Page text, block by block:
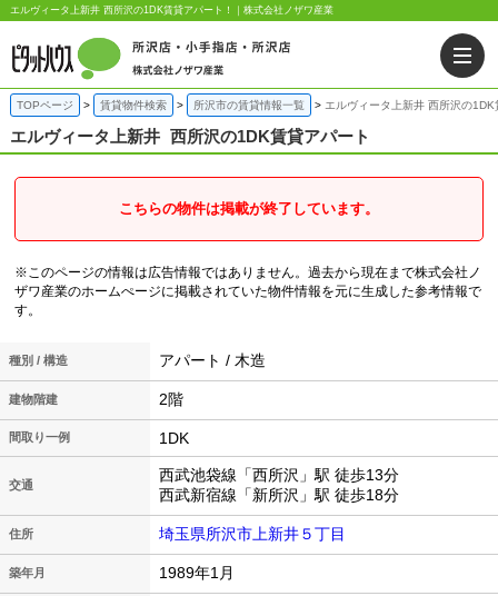
エルヴィータ上新井 西所沢の1DK賃貸アパート！｜株式会社ノザワ産業
TOPページ 賃貸物件検索 所沢市の賃貸情報一覧 エルヴィータ上新井 西所沢の1DK
エルヴィータ上新井 西所沢の1DK賃貸アパート
こちらの物件は掲載が終了しています。
※このページの情報は広告情報ではありません。過去から現在まで株式会社ノ
ザワ産業のホームぺージに掲載されていた物件情報を元に生成した参考情報で
す。
種別 / 構造 アパート / 木造
建物階建 2階
間取り一例 1DK
交通
西武池袋線「西所沢」駅 徒歩13分
西武新宿線「新所沢」駅 徒歩18分
住所 埼玉県所沢市上新井５丁目
築年月 1989年1月